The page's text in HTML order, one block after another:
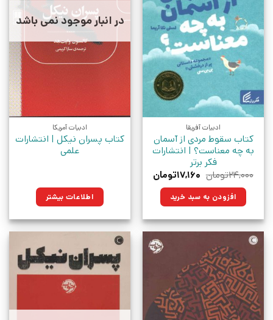
ادبیات آفریقا
کتاب سقوط مردی از آسمان
به چه معناست؟ | انتشارات
فکر برتر
۲۴,۰۰۰تومان قیمت
۲۴,۰۰۰تومان
بود.
۱۷,۱۶۰تومانقیمت
فعلی:
افزودن به سبد خرید
در انبار موجود نمی باشد
ادبیات آمریکا
کتاب پسران نیکل | انتشارات
علمی
اطلاعات بیشتر